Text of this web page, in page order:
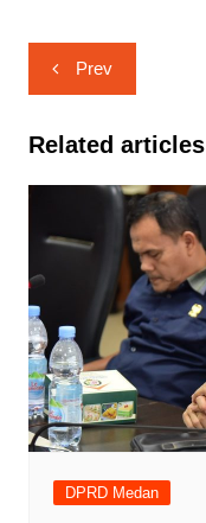
Navigasi
pos
Prev
Related articles
DPRD Medan